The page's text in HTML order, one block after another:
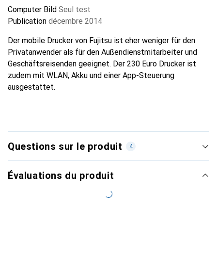
Computer Bild Seul test
Publication décembre 2014
Der mobile Drucker von Fujitsu ist eher weniger für den
Privatanwender als für den Außendienstmitarbeiter und
Geschäftsreisenden geeignet. Der 230 Euro Drucker ist
zudem mit WLAN, Akku und einer App-Steuerung
ausgestattet.
Questions sur le produit 4
Évaluations du produit